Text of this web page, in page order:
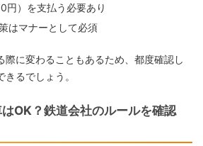
円）を支払う必要あり
はマナーとして必須
際に変わることもあるため、都度確認し
るでしょう。
OK？鉄道会社のルールを確認